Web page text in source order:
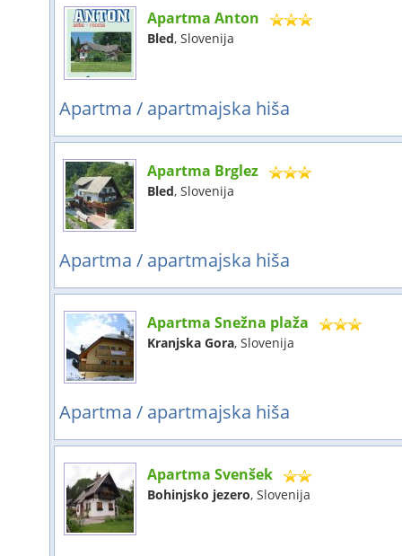
Apartma Anton
Bled, Slovenija
Apartma / apartmajska hiša
Apartma Brglez
Bled, Slovenija
Apartma / apartmajska hiša
Apartma Snežna plaža
Kranjska Gora, Slovenija
Apartma / apartmajska hiša
Apartma Svenšek
Bohinjsko jezero, Slovenija